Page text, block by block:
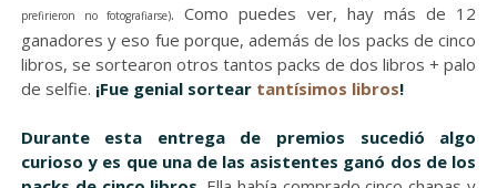
prefirieron no fotografiarse). Como puedes ver, hay más de 12
ganadores y eso fue porque, además de los packs de cinco
libros, se sortearon otros tantos packs de dos libros + palo
de selfie. ¡Fue genial sortear tantísimos libros!
Durante esta entrega de premios sucedió algo
curioso y es que una de las asistentes ganó dos de los